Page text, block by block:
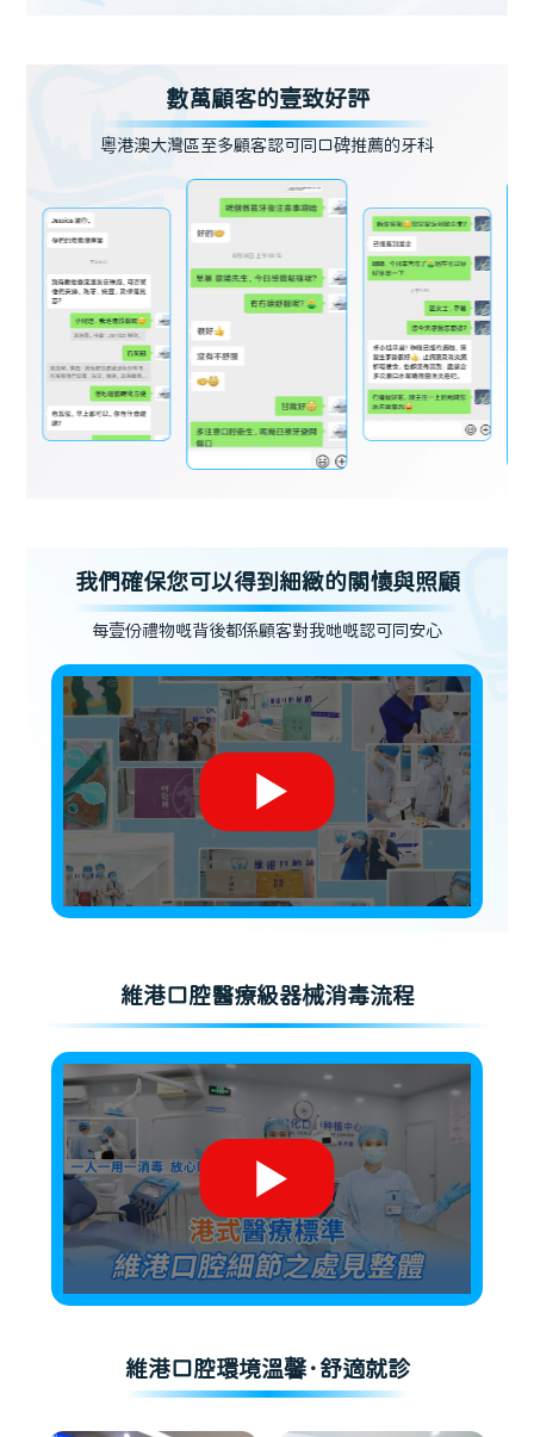
數萬顧客的壹致好評
粵港澳大灣區至多顧客認可同口碑推薦的牙科
我們確保您可以得到細緻的關懷與照顧
每壹份禮物嘅背後都係顧客對我哋嘅認可同安心
維港口腔醫療級器械消毒流程
維港口腔環境溫馨·舒適就診